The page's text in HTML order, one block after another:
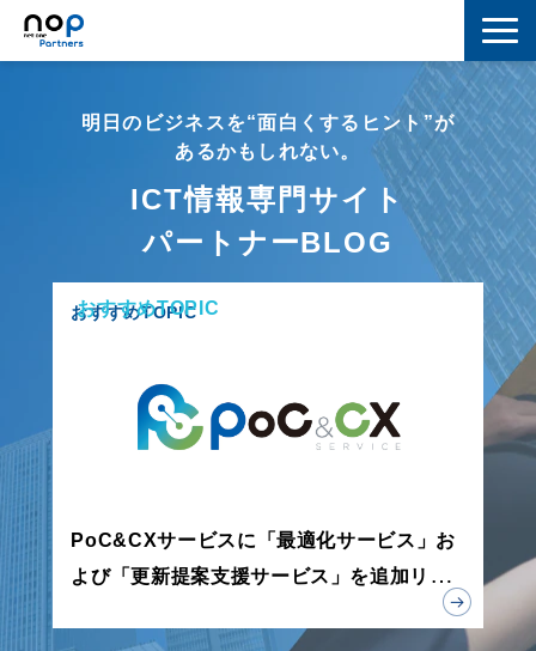
マーケティング
セキュリティ
コラボレーション
IT用語解説
明日のビジネスを“面白くするヒント”が
あるかもしれない。
ICT情報専門サイト
パートナーBLOG
おすすめTOPIC
PoC&CXサービスに「最適化サービス」お
よび「更新提案支援サービス」を追加リリ
おすすめTOPIC